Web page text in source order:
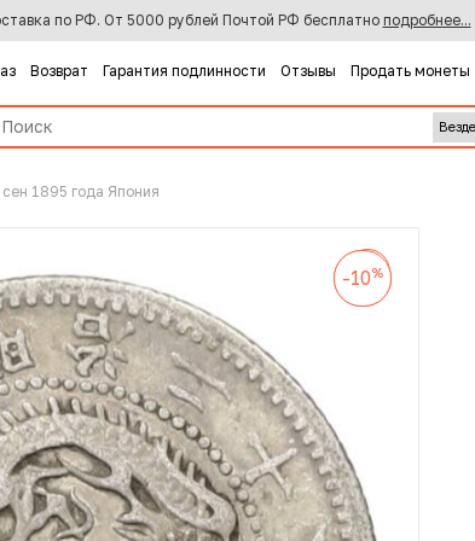
по РФ. От 5000 рублей Почтой РФ бесплатно подробнее...
Возврат Гарантия подлинности Отзывы Продать монеты
1895 года Япония
-10%
-10%
-10%